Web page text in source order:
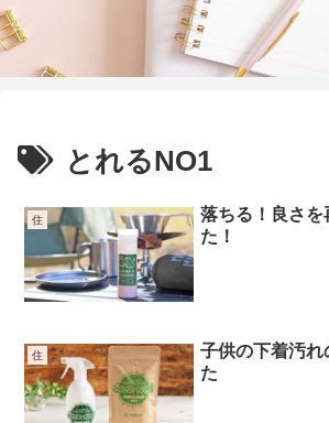
とれるNO1
住
落ちる！良さを
た！
住
子供の下着汚れ
た